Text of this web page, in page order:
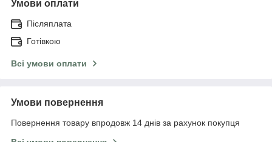
Умови оплати
Післяплата
Готівкою
Всі умови оплати
Умови повернення
Повернення товару впродовж 14 днів за рахунок покупця